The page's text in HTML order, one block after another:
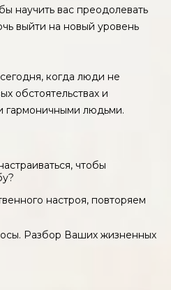
научить вас преодолевать
выйти на новый уровень
когда люди не
обстоятельствах и
гармоничными людьми.
чтобы
настроя, повторяем
Разбор Ваших жизненных